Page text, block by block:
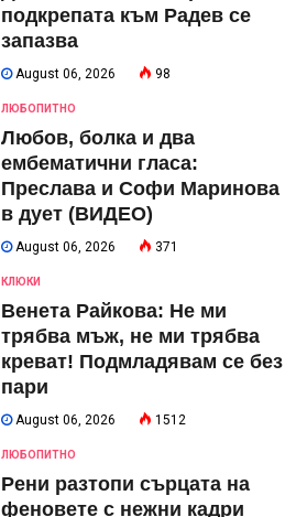
подкрепата към Радев се
запазва
August 06, 2026 98
ЛЮБОПИТНО
Любов, болка и два
ембематични гласа:
Преслава и Софи Маринова
в дует (ВИДЕО)
August 06, 2026 371
КЛЮКИ
Венета Райкова: Не ми
трябва мъж, не ми трябва
креват! Подмладявам се без
пари
August 06, 2026 1512
ЛЮБОПИТНО
Рени разтопи сърцата на
феновете с нежни кадри